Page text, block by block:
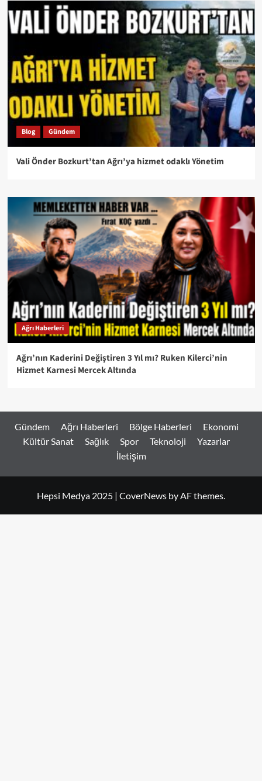
Blog Gündem
Vali Önder Bozkurt’tan Ağrı’ya hizmet odaklı Yönetim
Ağrı Haberleri
Ağrı’nın Kaderini Değiştiren 3 Yıl mı? Ruken Kilerci’nin
Hizmet Karnesi Mercek Altında
Gündem Ağrı Haberleri Bölge Haberleri
Ekonomi
Kültür Sanat
Sağlık Spor Teknoloji
Yazarlar
İletişim
Hepsi Medya 2025 | CoverNews by AF themes.